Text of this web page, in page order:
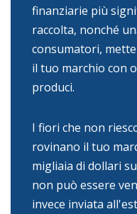
finanziarie più
raccolta, nonché
consumatori,
il tuo marchio con
produci.
I fiori che non
rovinano il tuo
migliaia di dollari
non può essere
invece inviata